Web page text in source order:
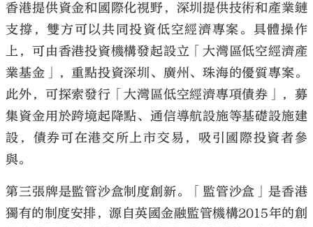
香港提供資金和國際化視野，深圳提供技術和產業鏈
支撐，雙方可以共同投資低空經濟專案。具體操作
上，可由香港投資機構發起設立「大灣區低空經濟產
業基金」，重點投資深圳、廣州、珠海的優質專案。
此外，可探索發行「大灣區低空經濟專項債券」，募
集資金用於跨境起降點、通信導航設施等基礎設施建
設，債券可在港交所上市交易，吸引國際投資者參
與。
第三張牌是監管沙盒制度創新。「監管沙盒」是香港
獨有的制度安排，源自英國金融監管機構2015年的創